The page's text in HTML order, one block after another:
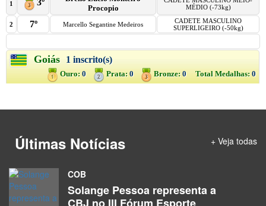
Últimas Notícias + Veja todas
COB
Solange Pessoa representa a